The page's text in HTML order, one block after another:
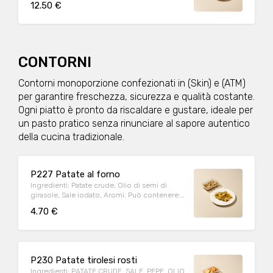
Olio di semi di girasole , Sale], Latte di vacca
orzo, segale, avena, farro, grano), Latte,
Lupini, Molluschi, Pesce, Sedano, Sesamo,
medio porzione: 200g
12.50 €
CONTORNI
Contorni monoporzione confezionati in (Skin) e (ATM)
per garantire freschezza, sicurezza e qualità costante.
Ogni piatto è pronto da riscaldare e gustare, ideale per
un pasto pratico senza rinunciare al sapore autentico
della cucina tradizionale.
P227 Patate al forno
Ingredienti: Patate crude, Olio di semi di
girasole, Sale iodato, Aromi. Può contenere:
contenenti glutine (kamut, orzo, segale,
4.70 €
P230 Patate tirolesi rosti
Ingredienti: PATATE CRUDE, SALE, PEPE, OLIO